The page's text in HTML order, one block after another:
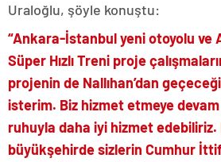
Uraloğlu, şöyle konuştu:
“Ankara-İstanbul yeni otoyolu ve
Süper Hızlı Treni proje
projenin de Nallıhan’dan
isterim. Biz hizmet etmeye
ruhuyla daha iyi hizmet
büyükşehirde sizlerin Cumhur